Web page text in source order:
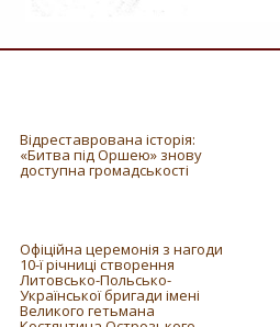
Відреставрована історія:
«Битва під Оршею» знову
доступна громадськості
Офіційна церемонія з нагоди
10-ї річниці створення
Литовсько-Польсько-
Української бригади імені
Великого гетьмана